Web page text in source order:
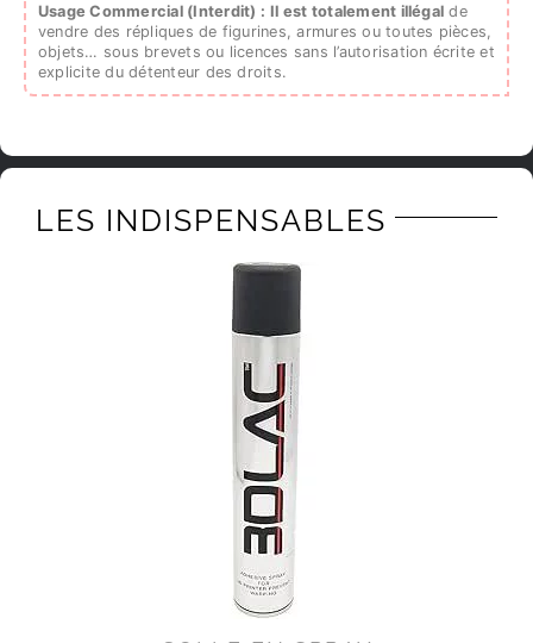
Usage Commercial (Interdit) : Il est totalement illégal de
vendre des répliques de figurines, armures ou toutes pièces,
objets… sous brevets ou licences sans l’autorisation écrite et
explicite du détenteur des droits.
LES INDISPENSABLES